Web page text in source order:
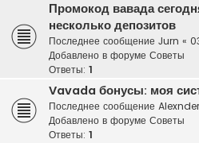
Промокод вавада
несколько депозитов
Последнее сообщение Jurn «
Добавлено в форуме Советы
Ответы: 1
Vavada бонусы: моя
Последнее сообщение
Добавлено в форуме Советы
Ответы: 1